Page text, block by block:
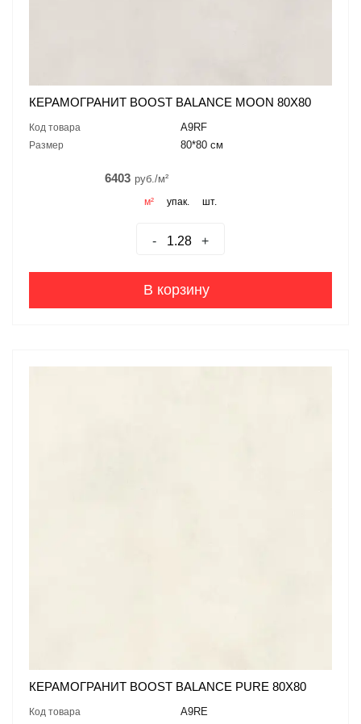
КЕРАМОГРАНИТ BOOST BALANCE MOON 80X80
Код товара A9RF
Размер 80*80 см
6403 руб./м²
м² упак. шт.
- +
В корзину
КЕРАМОГРАНИТ BOOST BALANCE PURE 80X80
Код товара
A9RE